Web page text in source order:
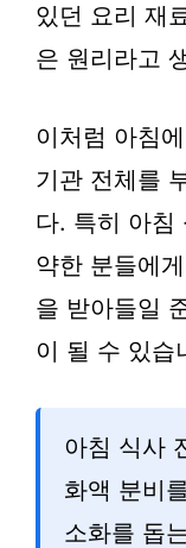
있던 요리 재
은 원리라고
이처럼 아침
기관 전체를
다. 특히 아침
약한 분들에
을 받아들일
이 될 수 있습
아침 식사
화액 분비
소화를 돕